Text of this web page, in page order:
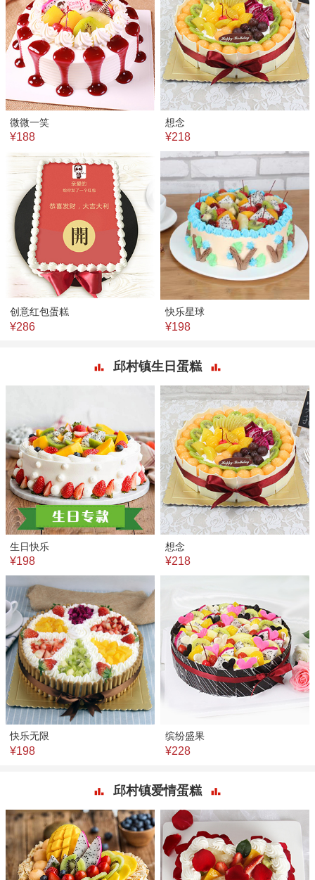
微微一笑
¥188
想念
¥218
创意红包蛋糕
¥286
快乐星球
¥198
邱村镇生日蛋糕
生日快乐
¥198
想念
¥218
快乐无限
¥198
缤纷盛果
¥228
邱村镇爱情蛋糕